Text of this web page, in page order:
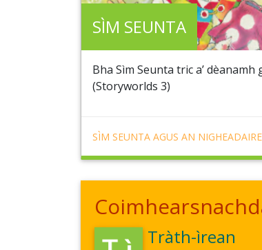
SÌM SEUNTA
Bha Sìm Seunta tric a’ dèanamh
(Storyworlds 3)
SÌM SEUNTA AGUS AN
Tràth-ìrean